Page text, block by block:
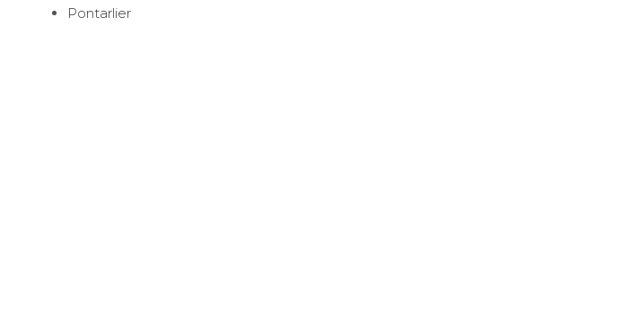
Pontarlier